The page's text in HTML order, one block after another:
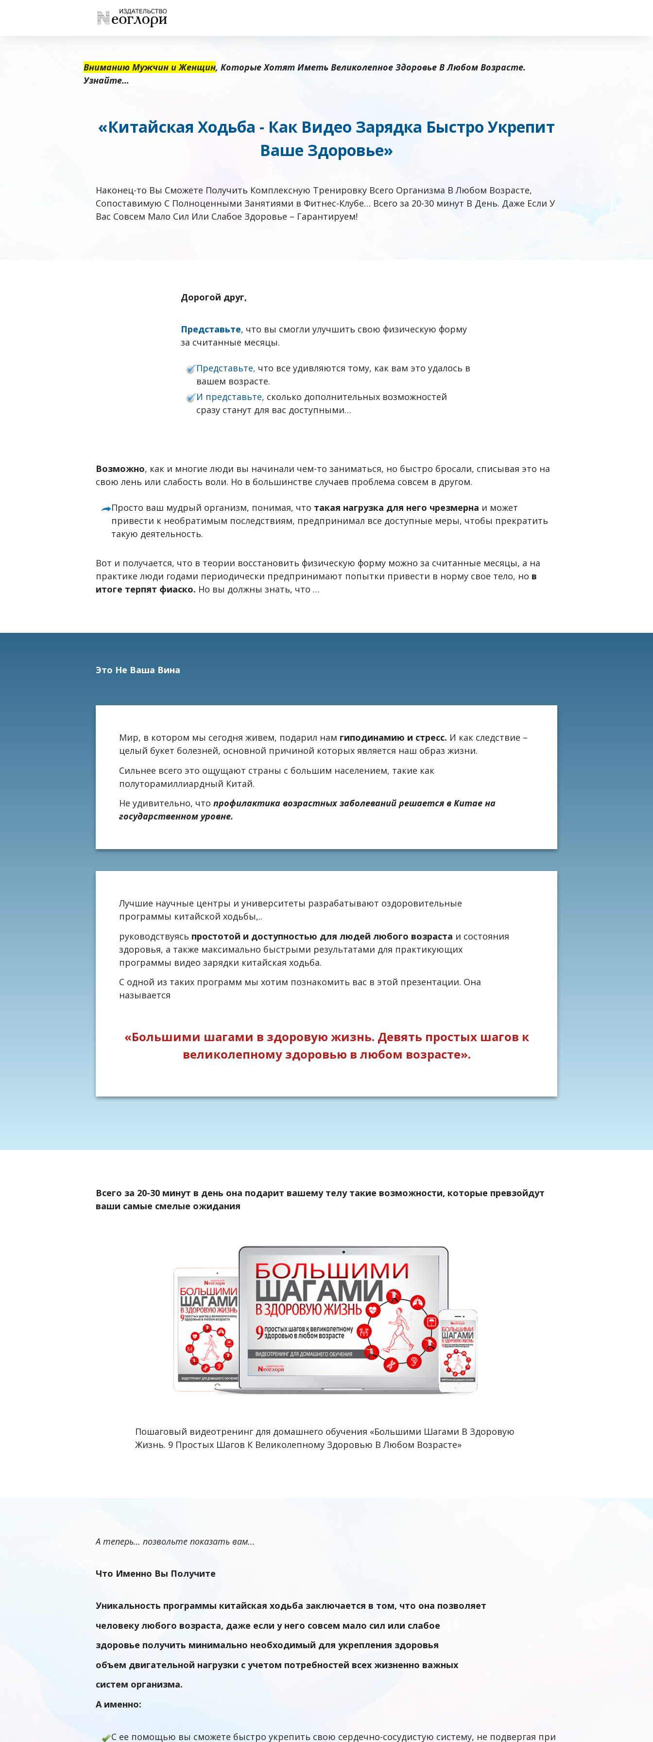
Вниманию Мужчин и Женщин, Которые Хотят Иметь Великолепное Здоровье В Любом Возрасте.
Узнайте…
«Китайская Ходьба - Как Видео Зарядка Быстро Укрепит
Ваше Здоровье»
Наконец-то Вы Сможете Получить Комплексную Тренировку Всего Организма В Любом Возрасте,
Сопоставимую С Полноценными Занятиями в Фитнес-Клубе… Всего за 20-30 минут В День. Даже Если У
Вас Совсем Мало Сил Или Слабое Здоровье – Гарантируем!
Дорогой друг,
Представьте, что вы смогли улучшить свою физическую форму
за считанные месяцы.
Представьте, что все удивляются тому, как вам это удалось в
вашем возрасте.
И представьте, сколько дополнительных возможностей
сразу станут для вас доступными…
Возможно, как и многие люди вы начинали чем-то заниматься, но быстро бросали, списывая это на
свою лень или слабость воли. Но в большинстве случаев проблема совсем в другом.
Просто ваш мудрый организм, понимая, что такая нагрузка для него чрезмерна и может
привести к необратимым последствиям, предпринимал все доступные меры, чтобы прекратить
такую деятельность.
Вот и получается, что в теории восстановить физическую форму можно за считанные месяцы, а на
практике люди годами периодически предпринимают попытки привести в норму свое тело, но в
итоге терпят фиаско. Но вы должны знать, что …
Это Не Ваша Вина
Мир, в котором мы сегодня живем, подарил нам гиподинамию и стресс. И как следствие –
целый букет болезней, основной причиной которых является наш образ жизни.
Сильнее всего это ощущают страны с большим населением, такие как
полуторамиллиардный Китай.
Не удивительно, что профилактика возрастных заболеваний решается в Китае на
государственном уровне.
Лучшие научные центры и университеты разрабатывают оздоровительные
программы китайской ходьбы,..
руководствуясь простотой и доступностью для людей любого возраста и состояния
здоровья, а также максимально быстрыми результатами для практикующих
программы видео зарядки китайская ходьба.
С одной из таких программ мы хотим познакомить вас в этой презентации. Она
называется
«Большими шагами в здоровую жизнь. Девять простых шагов к
великолепному здоровью в любом возрасте».
Всего за 20-30 минут в день она подарит вашему телу такие возможности, которые превзойдут
ваши самые смелые ожидания
Пошаговый видеотренинг для домашнего обучения «Большими Шагами В Здоровую
Жизнь. 9 Простых Шагов К Великолепному Здоровью В Любом Возрасте»
А теперь… позвольте показать вам...
Что Именно Вы Получите
Уникальность программы китайская ходьба заключается в том, что она позволяет
человеку любого возраста, даже если у него совсем мало сил или слабое
здоровье получить минимально необходимый для укрепления здоровья
объем двигательной нагрузки с учетом потребностей всех жизненно важных
систем организма.
А именно:
С ее помощью вы сможете быстро укрепить свою сердечно-сосудистую систему, не подвергая при